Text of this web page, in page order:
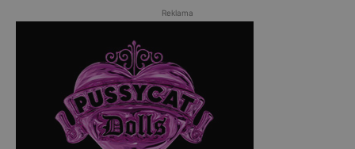
Reklama